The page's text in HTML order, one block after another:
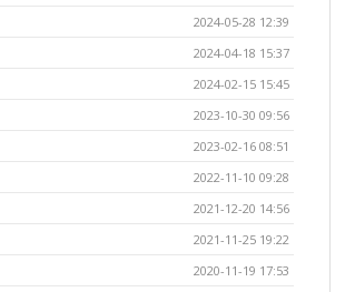
2024-05-28 12:39
2024-04-18 15:37
2024-02-15 15:45
2023-10-30 09:56
2023-02-16 08:51
2022-11-10 09:28
2021-12-20 14:56
2021-11-25 19:22
2020-11-19 17:53